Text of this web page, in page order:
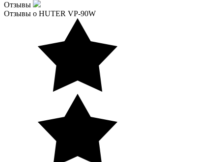
Отзывы
Отзывы о HUTER VP-90W